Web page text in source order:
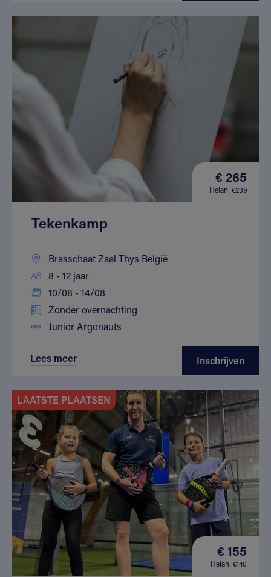
€ 265
Helan: €239
Tekenkamp
Brasschaat Zaal Thys België
8 - 12 jaar
10/08 - 14/08
Zonder overnachting
Junior Argonauts
Lees meer Inschrijven
LAATSTE PLAATSEN
€ 155
Helan: €140